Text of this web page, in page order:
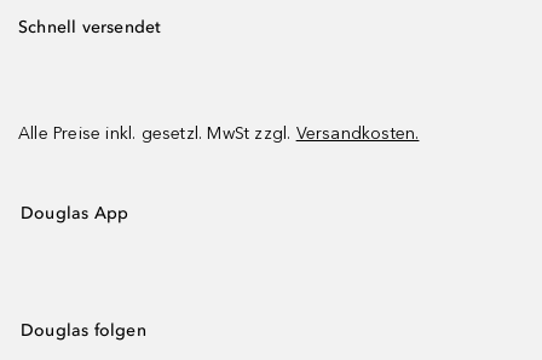
Schnell versendet
Alle Preise inkl. gesetzl. MwSt zzgl. Versandkosten.
Douglas App
Douglas folgen